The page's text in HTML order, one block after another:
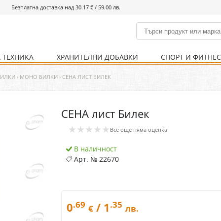
Безплатна доставка над 30.17 € / 59.00 лв.
% Хранителни добавки
Болно гърло
Кости и стави Нервна система
Храносмилателна
Хомеопатия
Инхалатори
ХРАНИТЕЛНИ ДОБАВКИ
Кости и стави
СПОРТ И ФИТНЕС
Храни и напитки
Детска козметика
Уреди
Хигиена на тялото
› МОНО БИЛКИ › СЕНА ЛИСТ БИЛЕК
СЕНА лист Билек
★★★★★ Все още няма оценка
В наличност
Арт. № 22670
0.69 € / 1 .35 лв.